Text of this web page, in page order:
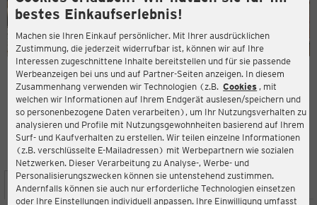
bestes Einkaufserlebnis!
Machen sie Ihren Einkauf persönlicher. Mit Ihrer ausdrücklichen
Zustimmung, die jederzeit widerrufbar ist, können wir auf Ihre
Interessen zugeschnittene Inhalte bereitstellen und für sie passende
Werbeanzeigen bei uns und auf Partner-Seiten anzeigen. In diesem
Zusammenhang verwenden wir Technologien (z.B. Cookies , mit
welchen wir Informationen auf Ihrem Endgerät auslesen/speichern und
so personenbezogene Daten verarbeiten), um Ihr Nutzungsverhalten zu
analysieren und Profile mit Nutzungsgewohnheiten basierend auf Ihrem
Surf- und Kaufverhalten zu erstellen. Wir teilen einzelne Informationen
(z.B. verschlüsselte E-Mailadressen) mit Werbepartnern wie sozialen
Netzwerken. Dieser Verarbeitung zu Analyse-, Werbe- und
Personalisierungszwecken können sie untenstehend zustimmen.
Andernfalls können sie auch nur erforderliche Technologien einsetzen
oder Ihre Einstellungen individuell anpassen. Ihre Einwilligung umfasst
ERNSTING'S FAMILY FILIALE
Kurt-Ernsting-Straße 2
48653 Coesfeld
4,3
Bewertung:
STANDORT SERVICES SORTIMENT AKTIONEN